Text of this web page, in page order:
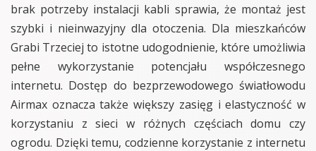
brak potrzeby instalacji kabli sprawia, że montaż jest
szybki i nieinwazyjny dla otoczenia. Dla mieszkańców
Grabi Trzeciej to istotne udogodnienie, które umożliwia
pełne wykorzystanie potencjału współczesnego
internetu. Dostęp do bezprzewodowego światłowodu
Airmax oznacza także większy zasięg i elastyczność w
korzystaniu z sieci w różnych częściach domu czy
ogrodu. Dzięki temu, codzienne korzystanie z internetu